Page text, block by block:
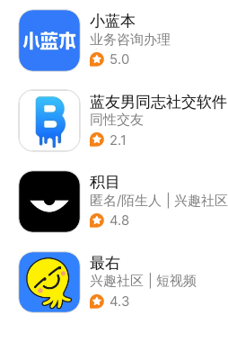
小蓝本
业务咨询办理
| 职场沟通
5.0
蓝友男同志社交软件
同性交友
2.1
积目
匿名/陌生人
兴趣社区
4.8
最右
兴趣社区
短视频
4.3